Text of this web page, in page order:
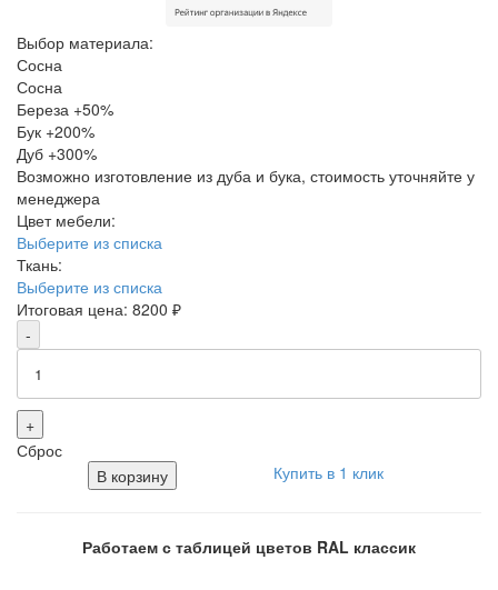
Выбор материала:
Сосна
Сосна
Береза +50%
Бук +200%
Дуб +300%
Возможно изготовление из дуба и бука, стоимость уточняйте у
менеджера
Цвет мебели:
Выберите из списка
Ткань:
Выберите из списка
Итоговая цена: 8200 ₽
-
+
Сброс
В корзину
Купить в 1 клик
Работаем с таблицей цветов RAL классик